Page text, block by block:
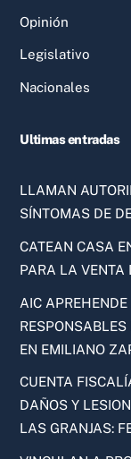
Opinión
Legislativo
Nacionales
Ultimas entradas
LLAMAN
SÍNTOMAS DE
CATEAN CASA
PARA LA VENTA
AIC
EN EMILIANO
CUENTA
DAÑOS Y
LAS GRANJAS: